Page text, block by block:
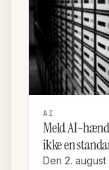
AI
Meld AI-
ikke en
Den 2.